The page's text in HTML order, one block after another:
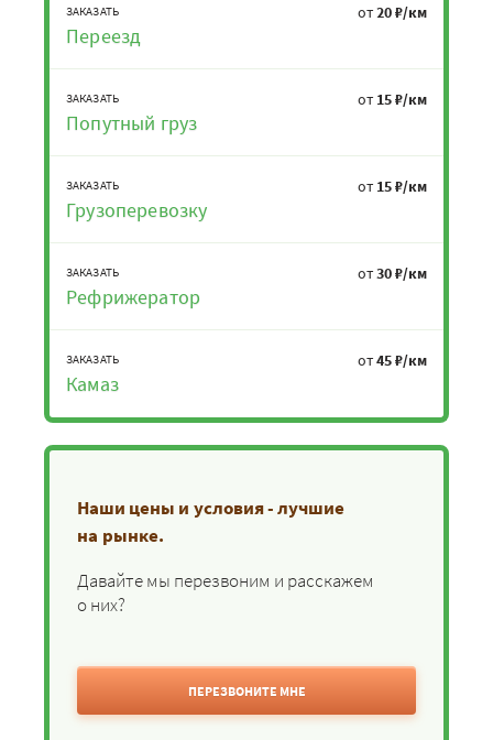
ЗАКАЗАТЬ
Переезд
от20 ₽/км
ЗАКАЗАТЬ
Попутный груз
от 15 ₽/км
ЗАКАЗАТЬ
Грузоперевозку
от 15 ₽/км
ЗАКАЗАТЬ
Рефрижератор
от30 ₽/км
ЗАКАЗАТЬ
Камаз
от45 ₽/км
Наши цены и условия - лучшие
на рынке.
Давайте мы перезвоним и расскажем
о них?
ПЕРЕЗВОНИТЕ МНЕ